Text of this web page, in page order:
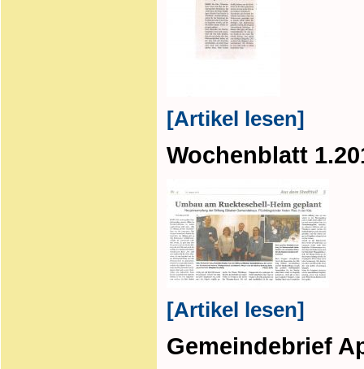
[Artikel lesen]
Wochenblatt
[Artikel lesen]
Gemeindebrief